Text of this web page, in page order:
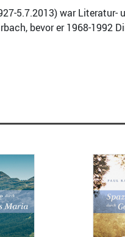
5.7.2013) war
bevor er 1968-1992